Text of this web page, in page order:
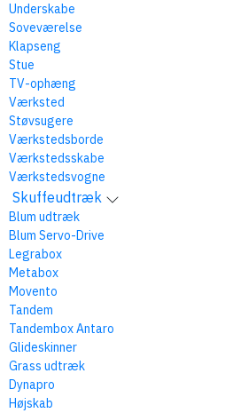
Underskabe
Soveværelse
Klapseng
Stue
TV-ophæng
Værksted
Støvsugere
Værkstedsborde
Værkstedsskabe
Værkstedsvogne
Skuffeudtræk
Blum udtræk
Blum Servo-Drive
Legrabox
Metabox
Movento
Tandem
Tandembox Antaro
Glideskinner
Grass udtræk
Dynapro
Højskab